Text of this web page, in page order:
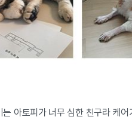
아토피가 너무 심한 친구라 케